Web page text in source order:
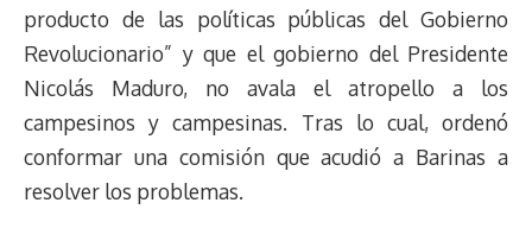
producto de las políticas públicas del Gobierno
Revolucionario” y que el gobierno del Presidente
Nicolás Maduro, no avala el atropello a los
campesinos y campesinas. Tras lo cual, ordenó
conformar una comisión que acudió a Barinas a
resolver los problemas.